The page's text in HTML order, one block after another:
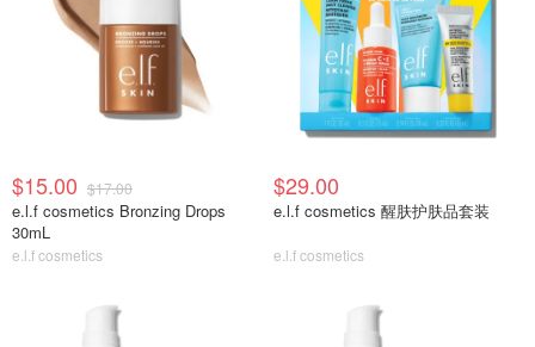
$15.00 $17.00
e.l.f cosmetics Bronzing Drops
30mL
e.l.f cosmetics
$29.00
e.l.f cosmetics 醒肤护肤品套装
e.l.f cosmetics